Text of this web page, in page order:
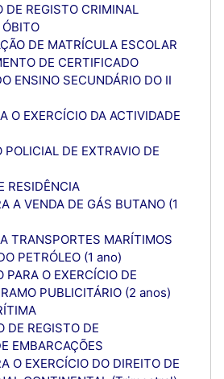
DE REGISTO CRIMINAL
DE MATRÍCULA ESCOLAR
DE CERTIFICADO
ENSINO SECUNDÁRIO DO II
O EXERCÍCIO DA ACTIVIDADE
POLICIAL DE EXTRAVIO DE
RESIDÊNCIA
A VENDA DE GÁS BUTANO (1
TRANSPORTES MARÍTIMOS
PETRÓLEO (1 ano)
PARA O EXERCÍCIO DE
PUBLICITÁRIO (2 anos)
DE REGISTO DE
EMBARCAÇÕES
O EXERCÍCIO DO DIREITO DE